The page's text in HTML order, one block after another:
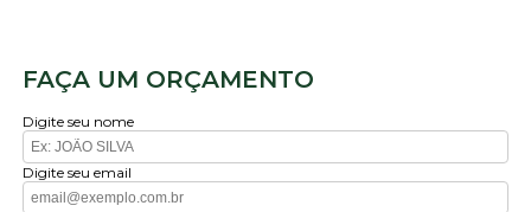
FAÇA UM ORÇAMENTO
Digite seu nome
Digite seu email